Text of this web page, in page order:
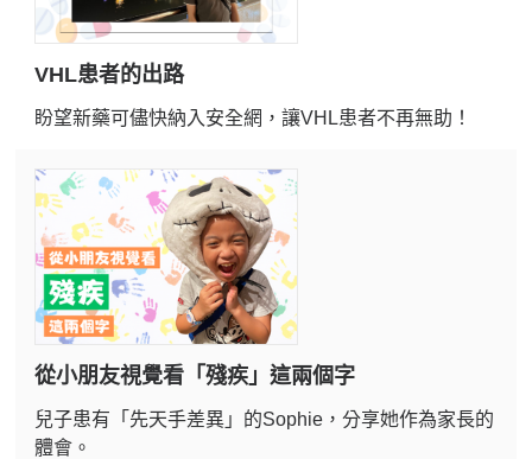
VHL患者的出路
盼望新藥可儘快納入安全網，讓VHL患者不再無助！
從小朋友視覺看「殘疾」這兩個字
兒子患有「先天手差異」的Sophie，分享她作為家長的
體會。